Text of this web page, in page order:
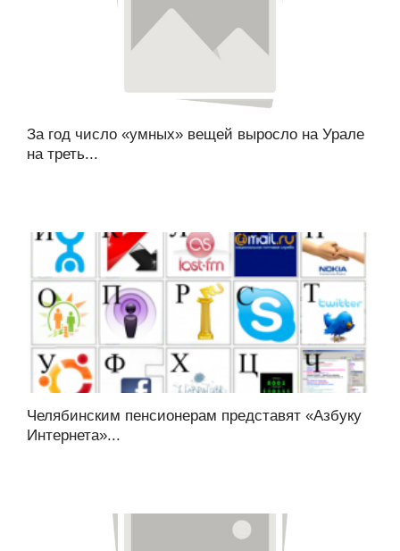
За год число «умных» вещей выросло на Урале
на треть...
Челябинским пенсионерам представят «Азбуку
Интернета»...